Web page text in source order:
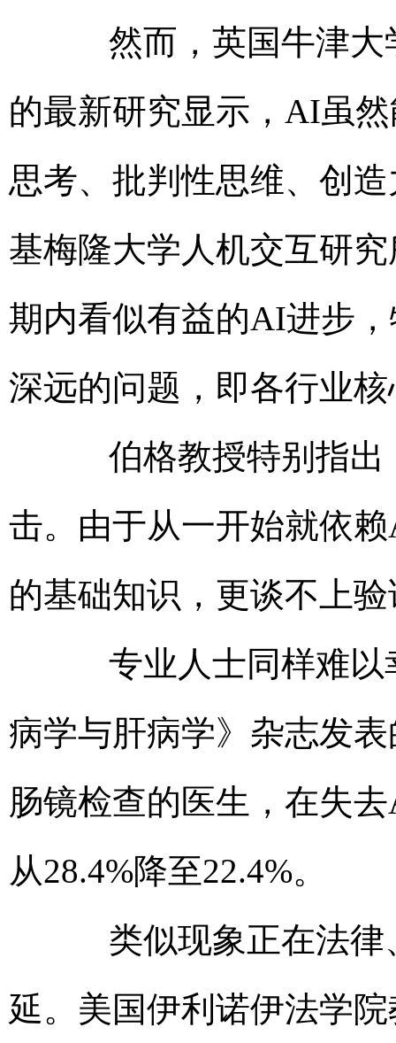
然而，英国牛津大
的最新研究显示，AI虽
思考、批判性思维、创
基梅隆大学人机交互研
期内看似有益的AI进步
深远的问题，即各行业
伯格教授特别指出
击。由于从一开始就依
的基础知识，更谈不上
专业人士同样难以
病学与肝病学》杂志发
肠镜检查的医生，在失
从28.4%降至22.4%。
类似现象正在法律
延。美国伊利诺伊法学